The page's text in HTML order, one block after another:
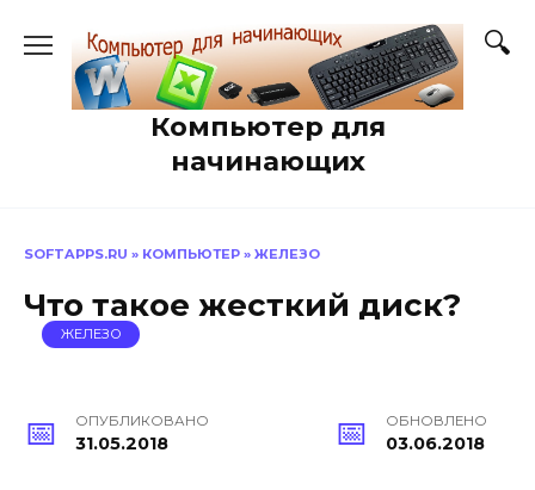
содержанию
Компьютер для
начинающих
SOFTAPPS.RU » КОМПЬЮТЕР » ЖЕЛЕЗО
Что такое жесткий диск?
ЖЕЛЕЗО
ОПУБЛИКОВАНО
31.05.2018
ОБНОВЛЕНО
03.06.2018